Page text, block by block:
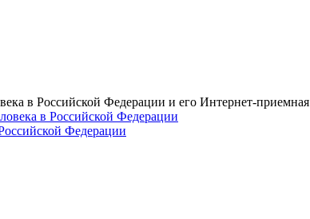
в Российской Федерации и его Интернет-приемная